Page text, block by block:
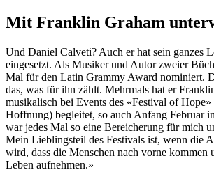
Mit Franklin Graham
Und Daniel Calveti? Auch er hat sein ganzes
eingesetzt. Als Musiker und Autor zweier
Mal für den Latin Grammy Award nominiert.
das, was für ihn zählt. Mehrmals hat er
musikalisch bei Events des «Festival of
Hoffnung) begleitet, so auch Anfang Februar
war jedes Mal so eine Bereicherung für mich
Mein Lieblingsteil des Festivals ist, wenn die
wird, dass die Menschen nach vorne kommen
Leben aufnehmen.»